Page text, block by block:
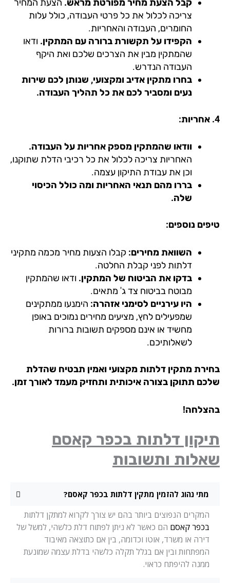
צריכה לכלול את כל פרטי העבודה, כולל עלות
החומרים, העבודה והאחריות.
הקפידו על תקשורת ברורה עם המתקין.ודאו
שהמתקין מבין את הצרכים שלכם ואת היקף
העבודה הנדרש.
בחרו מתקין אדיב ומקצועי, שנותן לכם שירות
נעים ומסביר לכם את כל תהליך העבודה.
וודאו שהמתקין מספק אחריות על העבודה.
האחריות צריכה לכלול את כל רכיבי הדלת שתוקנו,
וכן את עבודת התיקון עצמה.
בררו מהם תנאי האחריות ומה כולל הכיסוי
שלה.
נוספים:
השוואת מחירים:קבלו הצעות מחיר מכמה מתקיני
דלתות לפני קבלת החלטה.
בדקו את הביטוח של המתקין.ודאו שהמתקין
מבוטח בביטוח צד ג' מתאים.
היו עירניים לסימני אזהרה:הימנעו ממתקינים
שמפעילים לחץ, מציעים מחירים נמוכים באופן
מחשיד או אינם מספקים תשובות ברורות
לשאלותיכם.
מתקין דלתות מקצועי ואמין תבטיח שהדלת
תתוקן בצורה איכותית ותחזיק מעמד לאורך זמן.
דלתות בכפר קאסם
ותשובות
מתי נהוג להזמין מתקין דלתות בכפר קאסם?
המקרים הנפוצים ביותר בהם יש צורך לקרוא למתקן דלתות
בכפר קאסםהם כאשר לא ניתן לפתוח דלת כלשהי, למשל של
דירה או משרד, אוטו וכדומה, בין אם כתוצאה מאיבוד
המפתחות ובין אם בגלל תקלה כלשהי בדלת עצמה שמונעת
ממנה להיפתח כראוי.